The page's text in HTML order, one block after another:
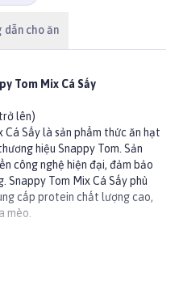
dẫn cho ăn
Tom Mix Cá Sấy
lên)
Cá Sấy là sản phẩm thức ăn hạt
hiệu Snappy Tom. Sản
công nghệ hiện đại, đảm bảo
Snappy Tom Mix Cá Sấy phù
cấp protein chất lượng cao,
mèo.